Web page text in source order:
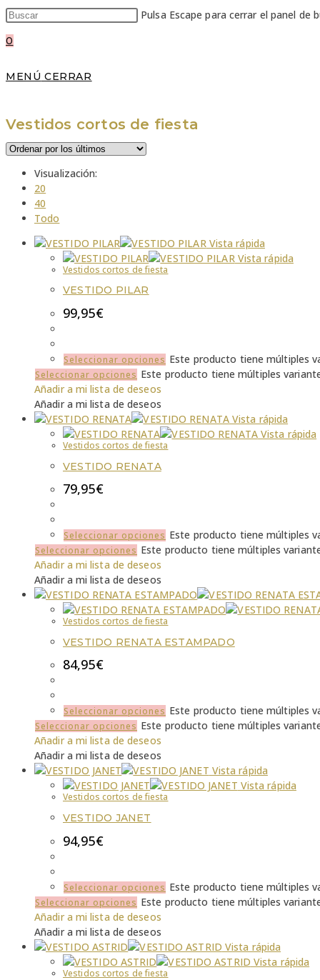
Pulsa Escape para cerrar el panel de
0
MENÚ CERRAR
Vestidos cortos de fiesta
Visualización:
20
40
Todo
Vista rápida
Vista rápida
Vestidos cortos de fiesta
VESTIDO PILAR
99,95€
Seleccionar opciones Este producto tiene múltiples
Seleccionar opciones Este producto tiene múltiples
Añadir a mi lista de deseos
Añadir a mi lista de deseos
Vista rápida
Vista rápida
Vestidos cortos de fiesta
VESTIDO RENATA
79,95€
Seleccionar opciones Este producto tiene múltiples
Seleccionar opciones Este producto tiene múltiples
Añadir a mi lista de deseos
Añadir a mi lista de deseos
Vestidos cortos de fiesta
VESTIDO RENATA ESTAMPADO
84,95€
Seleccionar opciones Este producto tiene múltiples
Seleccionar opciones Este producto tiene múltiples
Añadir a mi lista de deseos
Añadir a mi lista de deseos
Vista rápida
Vista rápida
Vestidos cortos de fiesta
VESTIDO JANET
94,95€
Seleccionar opciones Este producto tiene múltiples
Seleccionar opciones Este producto tiene múltiples
Añadir a mi lista de deseos
Añadir a mi lista de deseos
Vista rápida
Vista rápida
Vestidos cortos de fiesta